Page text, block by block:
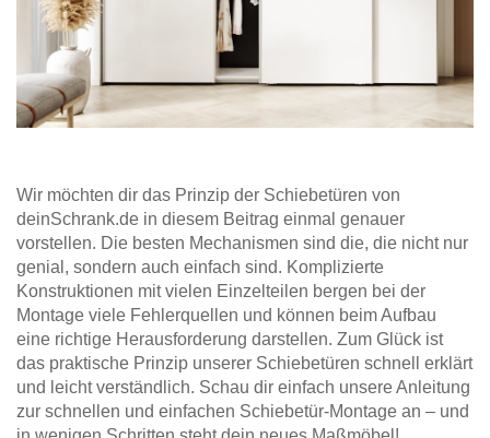
Wir möchten dir das Prinzip der Schiebetüren von
deinSchrank.de in diesem Beitrag einmal genauer
vorstellen. Die besten Mechanismen sind die, die nicht nur
genial, sondern auch einfach sind. Komplizierte
Konstruktionen mit vielen Einzelteilen bergen bei der
Montage viele Fehlerquellen und können beim Aufbau
eine richtige Herausforderung darstellen. Zum Glück ist
das praktische Prinzip unserer Schiebetüren schnell erklärt
und leicht verständlich. Schau dir einfach unsere Anleitung
zur schnellen und einfachen Schiebetür-Montage an – und